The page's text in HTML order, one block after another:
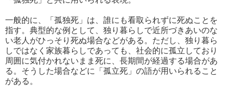
一般的に、「孤独死」は、誰にも看取られずに死ぬことを
指す。典型的な例として、独り暮らしで近所づきあいのな
い老人がひっそり死ぬ場合などがある。ただし、独り暮ら
しではなく家族暮らしであっても、社会的に孤立しており
周囲に気付かれないまま死に、長期間が経過する場合があ
る。そうした場合などに「孤立死」の語が用いられること
がある。